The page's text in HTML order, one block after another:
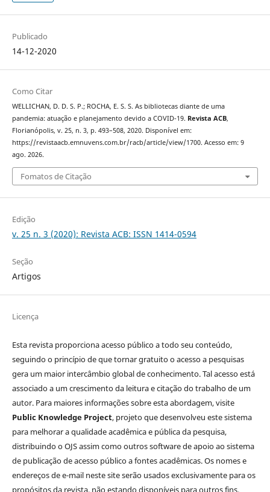
Publicado
14-12-2020
Como Citar
WELLICHAN, D. D. S. P.; ROCHA, E. S. S. As bibliotecas diante de uma
pandemia: atuação e planejamento devido a COVID-19. Revista ACB,
Florianópolis, v. 25, n. 3, p. 493–508, 2020. Disponível em:
https://revistaacb.emnuvens.com.br/racb/article/view/1700. Acesso em: 9
ago. 2026.
Fomatos de Citação
Edição
v. 25 n. 3 (2020): Revista ACB: ISSN 1414-0594
Seção
Artigos
Licença
Esta revista proporciona acesso público a todo seu conteúdo,
seguindo o princípio de que tornar gratuito o acesso a pesquisas
gera um maior intercâmbio global de conhecimento. Tal acesso está
associado a um crescimento da leitura e citação do trabalho de um
autor. Para maiores informações sobre esta abordagem, visite
Public Knowledge Project, projeto que desenvolveu este sistema
para melhorar a qualidade acadêmica e pública da pesquisa,
distribuindo o OJS assim como outros software de apoio ao sistema
de publicação de acesso público a fontes acadêmicas. Os nomes e
endereços de e-mail neste site serão usados exclusivamente para os
propósitos da revista, não estando disponíveis para outros fins.